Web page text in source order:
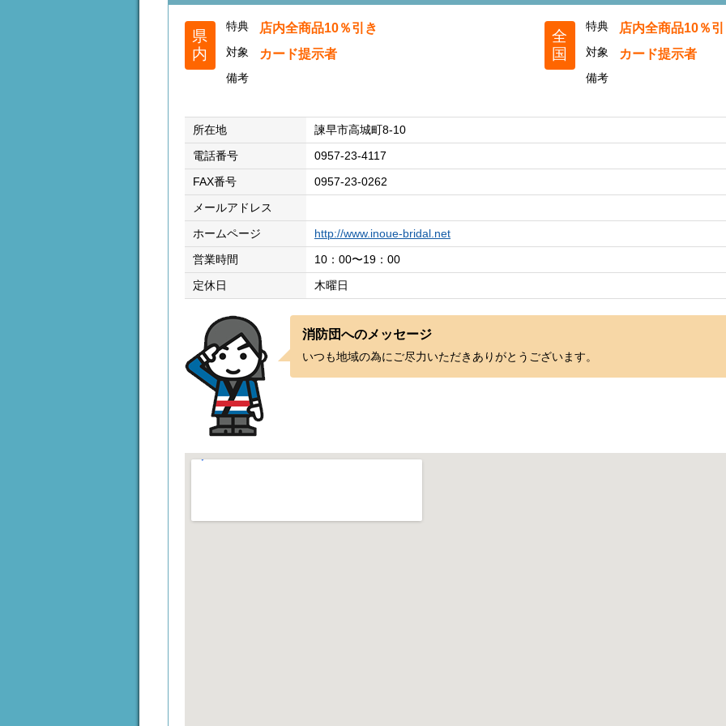
県
内
特典 店内全商品10％引き
対象 カード提示者
備考
全
国
特典 店内全商品10％
対象 カード提示者
備考
所在地 諫早市高城町8-10
電話番号 0957-23-4117
FAX番号 0957-23-0262
メールアドレス
ホームページ http://www.inoue-bridal.net
営業時間 10：00〜19：00
定休日 木曜日
消防団へのメッセージ
いつも地域の為にご尽力いただきありがとうございます。